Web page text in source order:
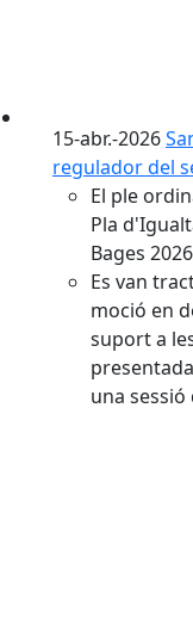
15-abr.-2026
regulador del
El ple
Pla
Bages
Es van
moció en
suport a
una